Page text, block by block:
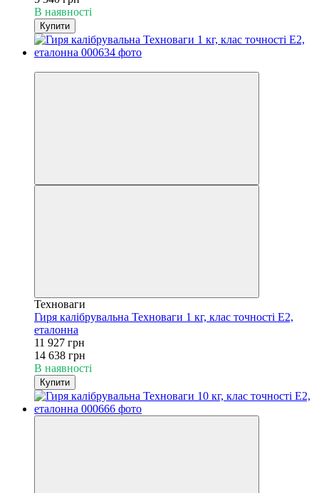
В наявності
Купити
Техноваги
Гиря калібрувальна Техноваги 1 кг, клас точності Е2,
еталонна
11 927 грн
14 638 грн
В наявності
Купити